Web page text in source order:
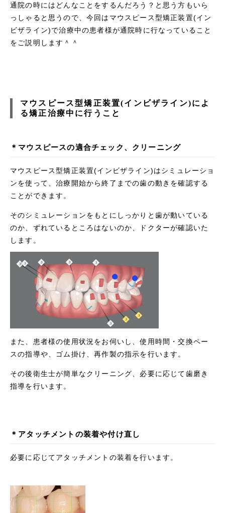
通院の時にはどんなことをするんだろう？と思う方もいら
っしゃると思うので、今回はマウスピース型矯正装置(イン
ビザライン)で治療中の患者様が通院時に行なっていること
をご説明します＾＾
マウスピース型矯正装置(インビザライン)によ
る矯正治療中に行うこと
＊マウスピースの適合チェック、 クリーニング
マウスピース型矯正装置(インビザライン)はシミュレーショ
ンを使って、治療開始から終了までの歯の動きを確認する
ことができます。
そのシミュレーションをもとにしっかりと歯が動いている
のか、ずれているところはないのか、ドクターが確認いた
します。
また、患者様の使用状況をお伺いし、使用時間・交換ペー
スの指導や、ゴム掛け、再作製の指示を行います。
その後衛生士が簡単なクリーニング、必要に応じて歯磨き
指導を行います。
＊アタッチメントの装着や付け直し
必要に応じてアタッチメントの装着を行います。